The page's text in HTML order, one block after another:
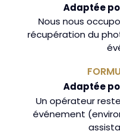
Adaptée
Nous nous
récupération du
Adaptée
Un opérateur
événement